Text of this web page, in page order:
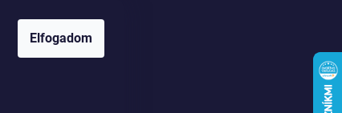
Elfogadom